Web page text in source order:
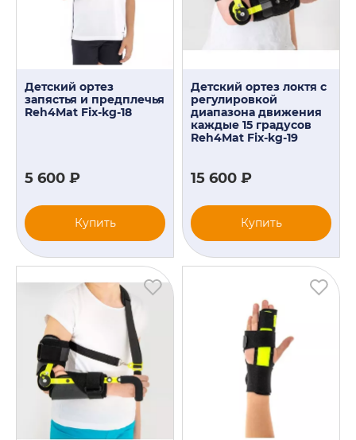
Детский ортез
запястья и предплечья
Reh4Mat Fix-kg-18
5 600 ₽
Купить
Детский ортез локтя с
регулировкой
диапазона движения
каждые 15 градусов
Reh4Mat Fix-kg-19
15 600 ₽
Купить